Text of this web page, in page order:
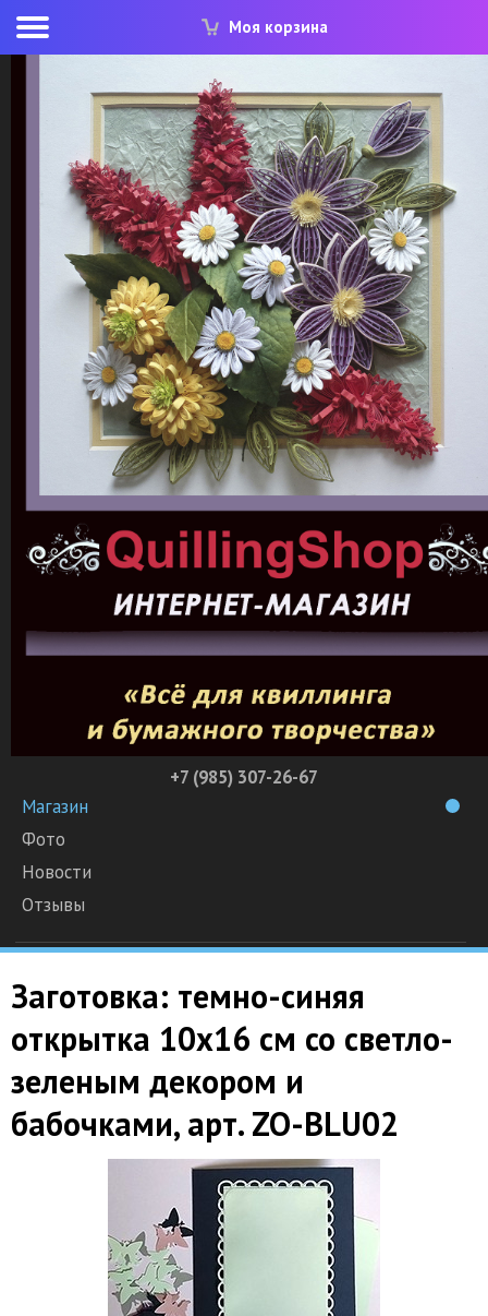
Моя корзина
+7 (985) 307-26-67
Магазин
Фото
Новости
Отзывы
Заготовка: темно-синяя
открытка 10х16 см со светло-
зеленым декором и
бабочками, арт. ZO-BLU02